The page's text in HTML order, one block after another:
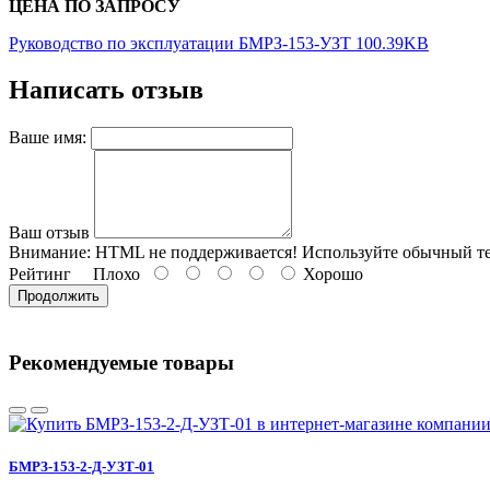
ЦЕНА ПО ЗАПРОСУ
Руководство по эксплуатации БМРЗ-153-УЗТ 100.39KB
Написать отзыв
Ваше имя:
Ваш отзыв
Внимание: HTML не поддерживается! Используйте обычный
Рейтинг Плохо Хорошо
Продолжить
Рекомендуемые товары
БМРЗ-153-2-Д-УЗТ-01